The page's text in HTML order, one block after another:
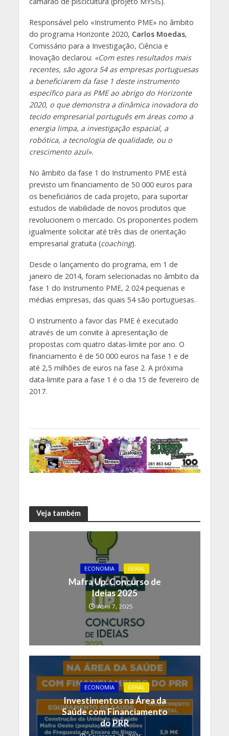
Responsável pelo «Instrumento PME» no âmbito
do programa Horizonte 2020, Carlos Moedas,
Comissário para a Investigação, Ciência e
Inovação declarou: «Com estes resultados mais
recentes, são agora 54 as empresas portuguesas
a beneficiarem da fase 1 deste instrumento
específico para as PME ao abrigo do Horizonte
2020, o que demonstra a dinâmica inovadora do
tecido empresarial português em áreas como a
energia limpa, a investigação espacial, a
robótica, a tecnologia de qualidade, ou o
crescimento azul».
No âmbito da fase 1 do Instrumento PME está
previsto um financiamento de 50 000 euros para
os beneficiários de cada projeto, para suportar
estudos de viabilidade de novos produtos que
revolucionem o mercado. Os proponentes podem
igualmente solicitar até três dias de orientação
empresarial gratuita (coaching).
Desde o lançamento do programa, em 1 de
janeiro de 2014, foram selecionadas no âmbito da
fase 1 do Instrumento PME, 2 024 pequenas e
médias empresas, das quais 54 são portuguesas.
O instrumento a favor das PME é executado
através de um convite à apresentação de
propostas com quatro datas-limite por ano. O
financiamento é de 50 000 euros na fase 1 e de
até 2,5 milhões de euros na fase 2. A próxima
data-limite para a fase 1 é o dia 15 de fevereiro de
2017.
Veja também
ECONOMIA GERAL
Mafra Up: Concurso de
Ideias 2025
Abril 7, 2025
ECONOMIA GERAL
Investimentos na Área da
Saúde com Financiamento
do PRR